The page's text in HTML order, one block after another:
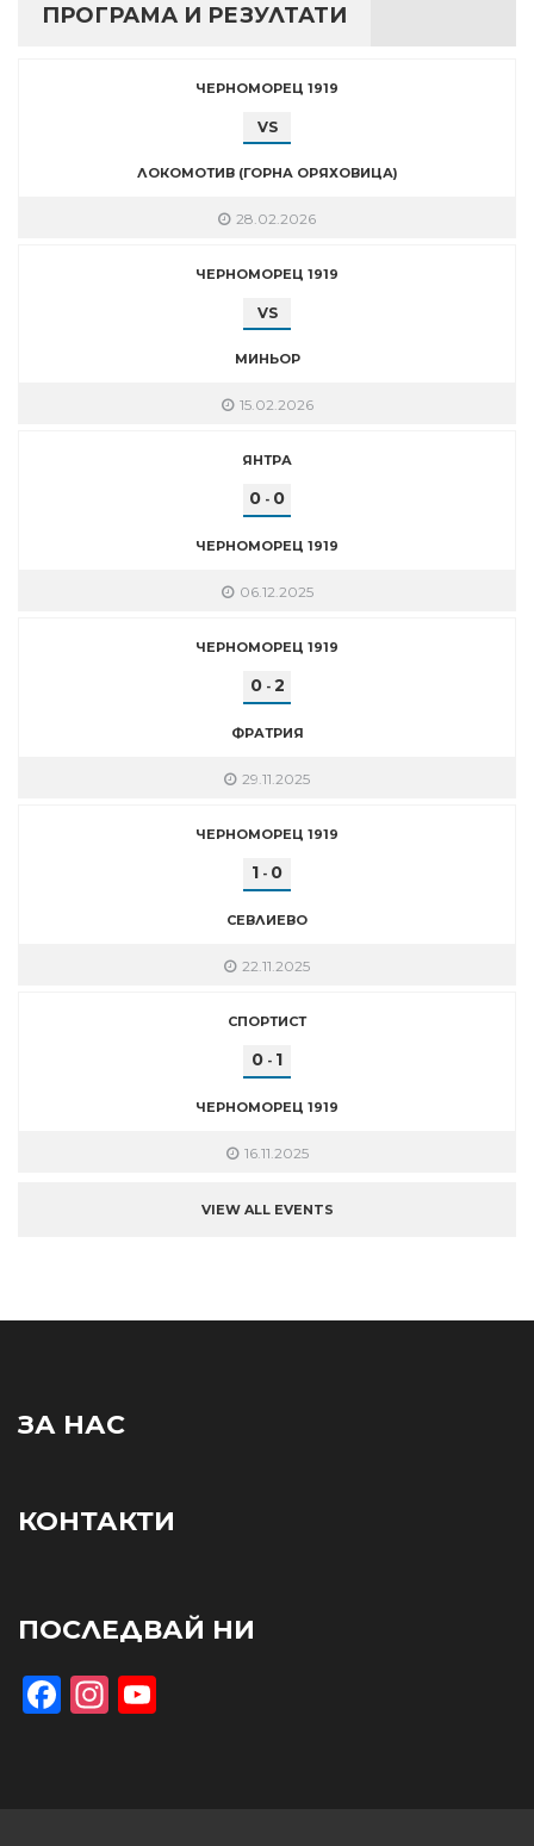
ПРОГРАМА И РЕЗУЛТАТИ
ЧЕРНОМОРЕЦ 1919
VS
ЛОКОМОТИВ (ГОРНА ОРЯХОВИЦА)
28.02.2026
ЧЕРНОМОРЕЦ 1919
VS
МИНЬОР
15.02.2026
ЯНТРА
0 - 0
ЧЕРНОМОРЕЦ 1919
06.12.2025
ЧЕРНОМОРЕЦ 1919
0- 2
ФРАТРИЯ
29.11.2025
ЧЕРНОМОРЕЦ 1919
1 - 0
СЕВЛИЕВО
22.11.2025
СПОРТИСТ
0 - 1
ЧЕРНОМОРЕЦ 1919
16.11.2025
VIEW ALL EVENTS
ЗА НАС
КОНТАКТИ
ПОСЛЕДВАЙ НИ
Facebook
Instagram